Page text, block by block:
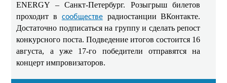
ENERGY – Санкт-Петербург. Розыгрыш билетов
проходит в сообществерадиостанции ВКонтакте.
Достаточно подписаться на группу и сделать репост
конкурсного поста. Подведение итогов состоится 16
августа, а уже 17-го победители отправятся на
концерт импровизаторов.